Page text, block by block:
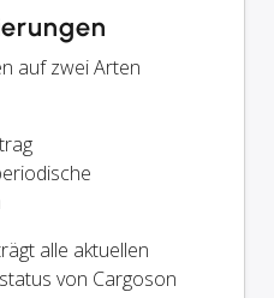
auf zwei Arten
alle aktuellen
von Cargoson